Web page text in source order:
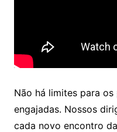
Não há limites para
engajadas. Nossos
cada novo encontro